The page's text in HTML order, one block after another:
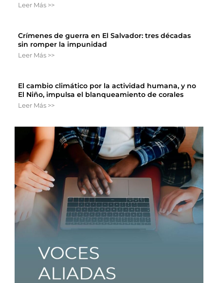
Leer Más >>
Crímenes de guerra en El Salvador: tres décadas
sin romper la impunidad
Leer Más >>
El cambio climático por la actividad humana, y no
El Niño, impulsa el blanqueamiento de corales
Leer Más >>